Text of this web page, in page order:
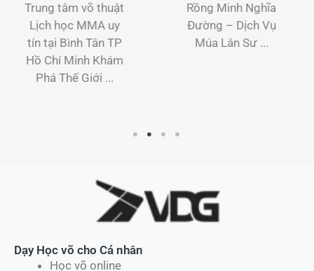
Rồng Minh Nghĩa
Đường – Dịch Vụ
Múa Lân Sư ...
Lân Sư Rồng Minh
Nghĩa Đường –
Dịch Vụ Múa Lân
Dạy Học võ cho Cá nhân
Học võ online